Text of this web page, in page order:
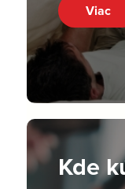
Viac
Kde